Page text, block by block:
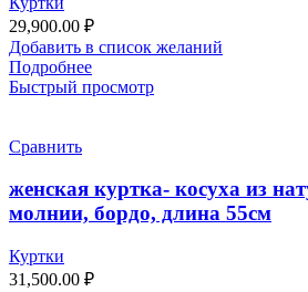
29,900.00 ₽
Добавить в список желаний
Подробнее
Быстрый просмотр
Сравнить
женская куртка- косуха из
молнии, бордо, длина 55см
Куртки
31,500.00 ₽